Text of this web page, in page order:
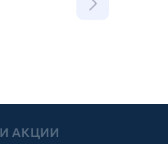
АКЦИИ